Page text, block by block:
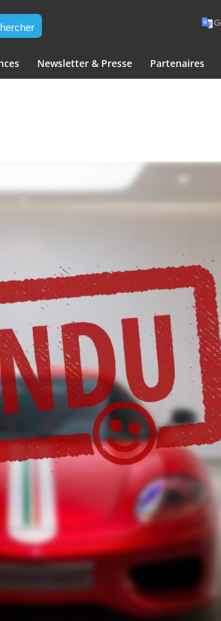
Newsletter & Presse Partenaires